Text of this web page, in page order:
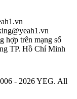
hợp trên mạng số
TP. Hồ Chí Minh
- 2026 YEG. All